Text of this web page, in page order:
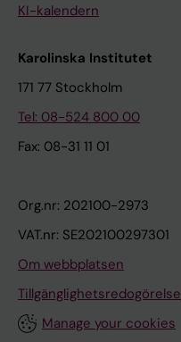
KI-kalendern
Karolinska Institutet
171 77 Stockholm
Tel: 08-524 800 00
Fax: 08-31 11 01
Org.nr: 202100-2973
VAT.nr: SE202100297301
Om webbplatsen
Tillgänglighetsredogörelse
Manage your cookies